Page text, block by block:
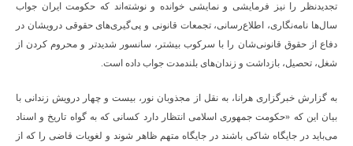
تجدیدنظر را نیز فرمایشی و نمایشی خوانده و نوشته‌اند که حکومت ایران جواب
سال‌ها نامه‌نگاری، اطلاع‌رسانی، تجمعات قانونی و پی‌گیری‌های حقوقی درویشان در
دفاع از حقوق قانونی‌شان را با سرکوب بیشتر، سانسور شدیدتر و محروم کردن از
شغل، تحصیل، بازداشت و زندان‌های بلندمدت جواب داده است.
به گزارش خبرگزاری هرانا، به نقل از مجذوبان نور، بیست و چهار درویش زندانی با
بیان این که «حکومت جمهوری اسلامی انتظار دارد کسانی که به گواه تاریخ و اسناد
می‌باید در جایگاه شاکی باشند در جایگاه متهم ظاهر شوند و لغویات قاضی را که از